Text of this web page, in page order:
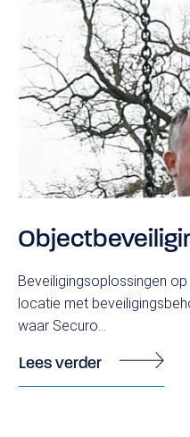
Over ons
Vacatures
Securo Beveiliging als
Over Securo Beveiliging
Maatschappelijk
Beveiligingsoplossingen
locatie met
waar Securo...
Lees verder